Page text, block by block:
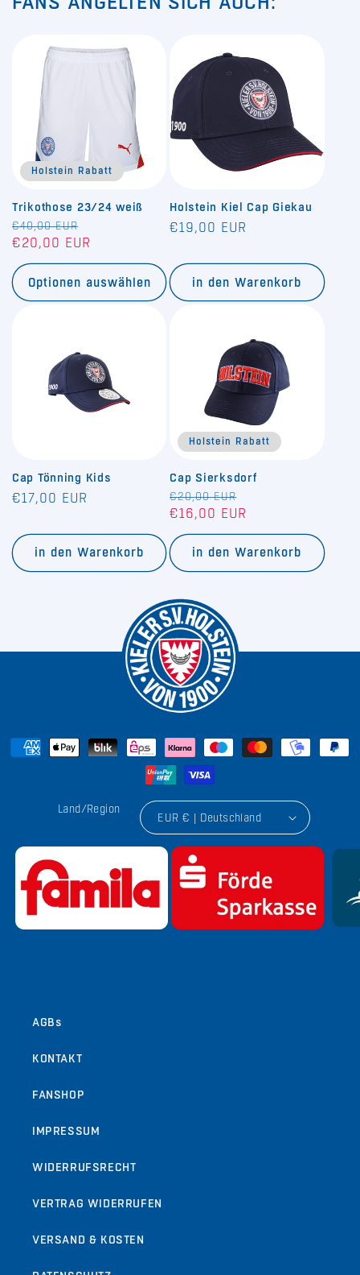
Holstein Rabatt
Trikothose 23/24 weiß
Normaler
Preis
€40,00 EUR
Verkaufspreis
€20,00 EUR
Optionen auswählen
Holstein Kiel Cap Giekau
Normaler
€19,00 EUR
in den Warenkorb
Cap Tönning Kids
Normaler
€17,00 EUR
in den Warenkorb
Holstein Rabatt
Cap Sierksdorf
Normaler
Preis
€20,00 EUR
€16,00 EUR
in den Warenkorb
Land/Region
EUR € | Deutschland
AGBs
KONTAKT
FANSHOP
IMPRESSUM
WIDERRUFSRECHT
VERTRAG WIDERRUFEN
VERSAND & KOSTEN